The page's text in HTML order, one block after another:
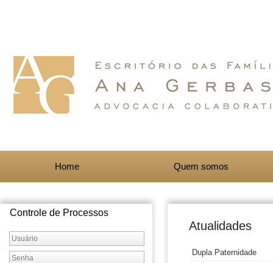
Home Quem somos
Controle de Processos
Atualidades
Dupla Paternidade